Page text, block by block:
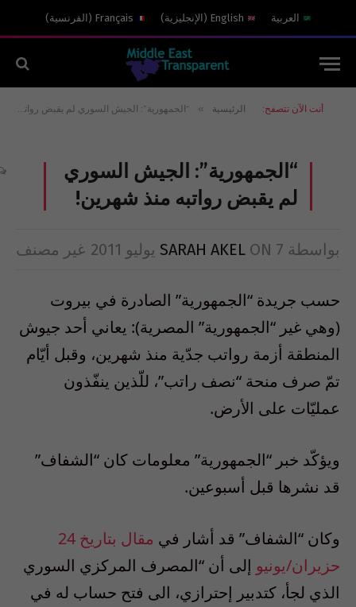
العربية English
( الإنجليزية)
Français
( الفرنسية)
أنت الآن تتصفح: الرئيسية » “الجمهورية”: الجيش السوري لم يقبض رواتبه منذ شهرين!
“الجمهورية”: الجيش السوري
لم يقبض رواتبه منذ شهرين!
بواسطة SARAH AKEL ON 7 يوليو 2011 غير مصنف
حسب جريدة “الجمهورية” الصادرة في بيروت
(وهي غير “الجمهورية” المصرية): يعاني أحد جيوش
المنطقة أزمة رواتب جدّية منذ شهرين، وقبل أيّام
تمّ صرف منحة “نصف راتب”، للّذين ينفّذون
عمليّات على الأرض.
ويؤكّد خبر “الجمهورية” معلومات كان “الشفاف”
قد نشرها قبل أسبوعين.
وكان “الشفاف” قد أشار في
مقال بتاريخ 24
حزيران/يونيو إلى أن “المصرف المركزي السوري
الذي لجأ، كتدبير إحترازي، الى فتح حساب له في